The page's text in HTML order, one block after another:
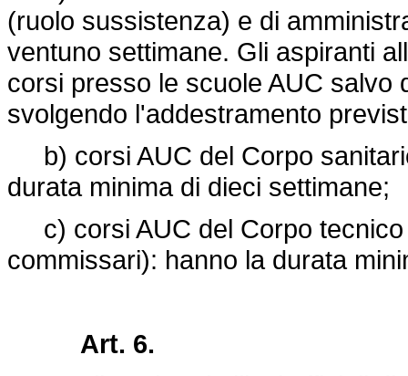
(ruolo sussistenza) e di
ventuno settimane. Gli aspiranti
corsi presso le scuole AUC salvo
svolgendo l'addestramento
b) corsi AUC del Corpo
durata minima di dieci settimane;
c) corsi AUC del Corpo tecnico
commissari): hanno la durata
Art. 6.